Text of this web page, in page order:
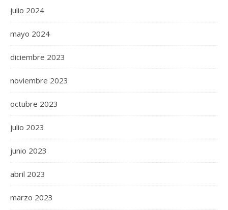
julio 2024
mayo 2024
diciembre 2023
noviembre 2023
octubre 2023
julio 2023
junio 2023
abril 2023
marzo 2023